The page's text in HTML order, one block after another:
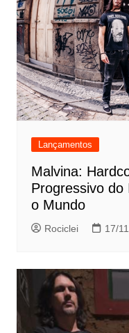
Lançamentos
Malvina:
Progressivo do
o Mundo
Rociclei 17/